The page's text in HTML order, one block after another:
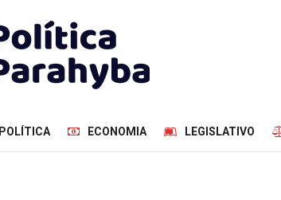
POLÍTICA ECONOMIA LEGISLATIVO